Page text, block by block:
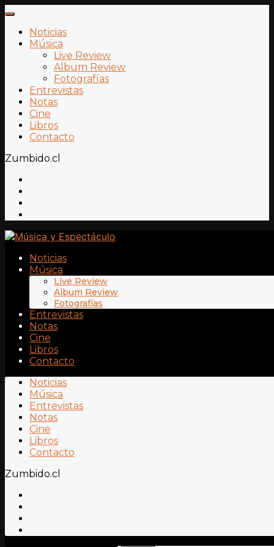
Noticias
Música
Live Review
Album Review
Fotografías
Entrevistas
Notas
Cine
Libros
Contacto
Zumbido.cl
Noticias
Música
Live Review
Album Review
Fotografías
Entrevistas
Notas
Cine
Libros
Contacto
Noticias
Música
Entrevistas
Notas
Cine
Libros
Contacto
Zumbido.cl